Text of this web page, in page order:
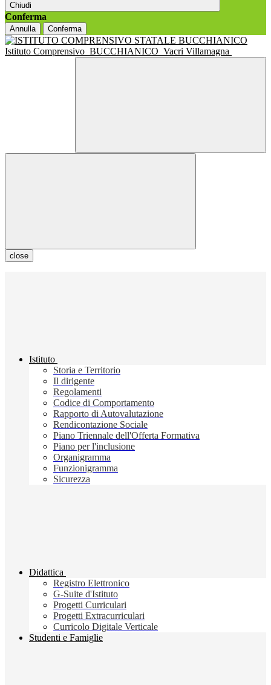
Chiudi
Conferma
Annulla Conferma
Istituto Comprensivo BUCCHIANICO Vacri Villamagna
close
Istituto
Storia e Territorio
Il dirigente
Regolamenti
Codice di Comportamento
Rapporto di Autovalutazione
Rendicontazione Sociale
Piano Triennale dell'Offerta Formativa
Piano per l'inclusione
Organigramma
Funzionigramma
Sicurezza
Didattica
Registro Elettronico
G-Suite d'Istituto
Progetti Curriculari
Progetti Extracurriculari
Curricolo Digitale Verticale
Studenti e Famiglie